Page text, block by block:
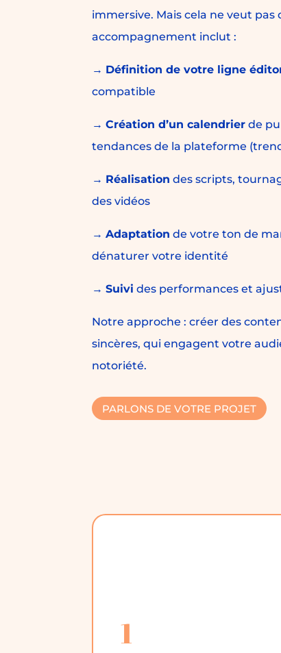
immersive. Mais cela ne veut
accompagnement inclut :
→ Définition de votre ligne
compatible
→Création d’un calendrier de
tendances de la plateforme
→ Réalisation des scripts,
des vidéos
→Adaptation de votre ton de
dénaturer votre identité
→Suivi des performances et
Notre approche : créer des
sincères, qui engagent votre
notoriété.
PARLONS DE VOTRE PROJET
1